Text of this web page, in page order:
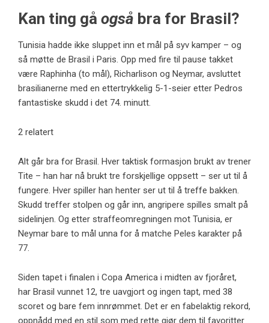
Kan ting gå også bra for Brasil?
Tunisia hadde ikke sluppet inn et mål på syv kamper – og
så møtte de Brasil i Paris. Opp med fire til pause takket
være Raphinha (to mål), Richarlison og Neymar, avsluttet
brasilianerne med en ettertrykkelig 5-1-seier etter Pedros
fantastiske skudd i det 74. minutt.
2 relatert
Alt går bra for Brasil. Hver taktisk formasjon brukt av trener
Tite – han har nå brukt tre forskjellige oppsett – ser ut til å
fungere. Hver spiller han henter ser ut til å treffe bakken.
Skudd treffer stolpen og går inn, angripere spilles smalt på
sidelinjen. Og etter straffeomregningen mot Tunisia, er
Neymar bare to mål unna for å matche Peles karakter på
77.
Siden tapet i finalen i Copa America i midten av fjoråret,
har Brasil vunnet 12, tre uavgjort og ingen tapt, med 38
scoret og bare fem innrømmet. Det er en fabelaktig rekord,
oppnådd med en stil som med rette gjør dem til favoritter